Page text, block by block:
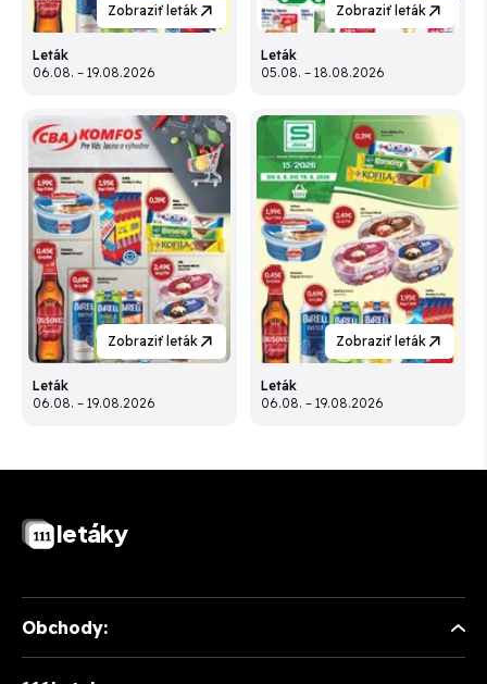
Zobraziť leták
Leták
06.08. – 19.08.2026
Zobraziť leták
Leták
05.08. – 18.08.2026
Zobraziť leták
Leták
06.08. – 19.08.2026
Zobraziť leták
Leták
06.08. – 19.08.2026
letáky
Obchody: